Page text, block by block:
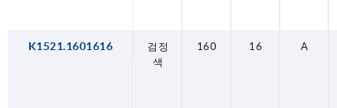
K1521.1601616
검정
색
160 16 A